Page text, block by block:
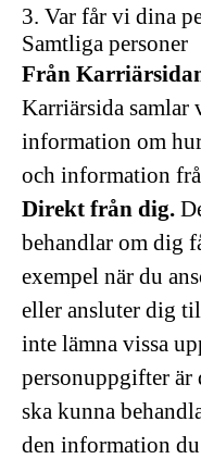
3. Var får vi dina
Samtliga personer
Från
Karriärsida
information om
och information
Direkt från dig.
behandlar om dig
exempel när du
eller ansluter dig
inte lämna vissa
personuppgifter
ska kunna
den information